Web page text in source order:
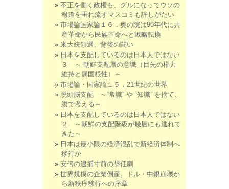
不正を働く政権も、グルになってウソの
報道を垂れ流すマスコミも許しがたい
市場論国家論１６．奥の院は90年代に共
産革命から民族革命へと戦略転換
米大統領選、背後の闘い
日本を支配しているのは日本人ではない
３ ～ 朝鮮支配層の意識（目先の権力
維持と属国根性）～
市場論・国家論１５．21世紀の世界
脱頭脳支配 ～“常識” や “知識” を捨て、
腹で考える～
日本を支配しているのは日本人ではない
２ ～朝鮮の支配階級が幾層にも逃れて
きた～
日本は最小限の経済混乱で新経済体制へ
移行か
安倍の逮捕寸前の辞任劇
世界規模の企業倒産。ドル・中銀崩壊か
ら新秩序移行への序章